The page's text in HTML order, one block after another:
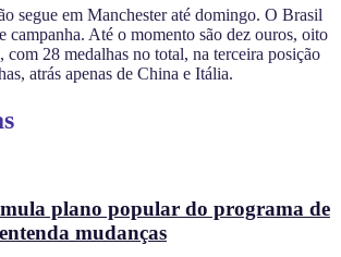
segue em Manchester até domingo. O Brasil
campanha. Até o momento são dez ouros, oito
com 28 medalhas no total, na terceira posição
atrás apenas de China e Itália.
plano popular do programa de
mudanças